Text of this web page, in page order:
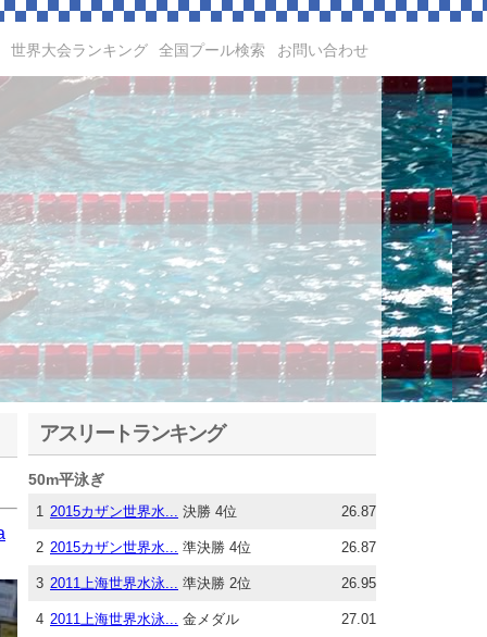
世界大会ランキング 全国プール検索 お問い合わせ
アスリートランキング
50m平泳ぎ
1 2015カザン世界水... 決勝 4位 26.87
2 2015カザン世界水... 準決勝 4位 26.87
3 2011上海世界水泳... 準決勝 2位 26.95
4 2011上海世界水泳... 金メダル 27.01